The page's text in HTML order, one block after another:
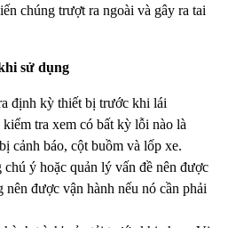
chúng trượt ra ngoài và gây ra tai
sử dụng
định kỳ thiết bị trước khi lái
tra xem có bất kỳ lỗi nào là
cảnh báo, cột buồm và lốp xe.
ý hoặc quản lý vấn đề nên được
được vận hành nếu nó cần phải